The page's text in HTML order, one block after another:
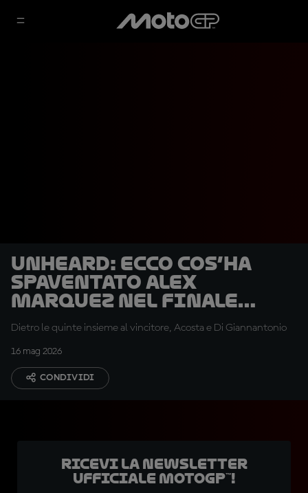
UNHEARD: ecco cos’ha
spaventato Alex
Marquez nel finale
della Sprint
Dietro le quinte insieme al vincitore, Acosta e Di Giannantonio
16 mag 2026
CONDIVIDI
Ricevi la newsletter
ufficiale MotoGP™!